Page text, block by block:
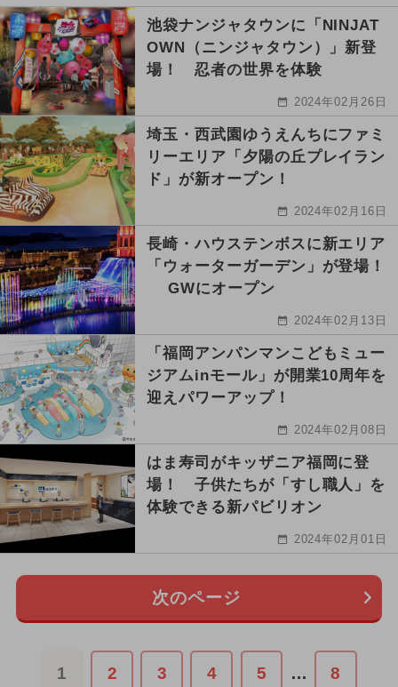
池袋ナンジャタウンに「NINJAT
OWN（ニンジャタウン）」新登
場！ 忍者の世界を体験
2024年02月26日
埼玉・西武園ゆうえんちにファミ
リーエリア「夕陽の丘プレイラン
ド」が新オープン！
2024年02月16日
長崎・ハウステンボスに新エリア
「ウォーターガーデン」が登場！
GWにオープン
2024年02月13日
「福岡アンパンマンこどもミュー
ジアムinモール」が開業10周年を
迎えパワーアップ！
2024年02月08日
はま寿司がキッザニア福岡に登
場！ 子供たちが「すし職人」を
体験できる新パビリオン
2024年02月01日
次のページ
1 2 3 4 5 … 8